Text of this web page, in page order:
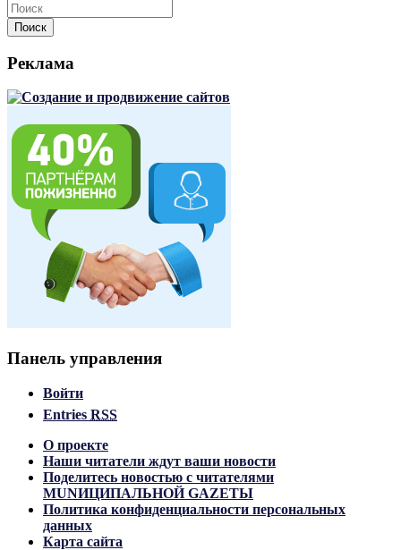
Поиск
Реклама
Панель управления
Войти
Entries RSS
О проекте
Наши читатели ждут ваши новости
Поделитесь новостью с читателями
MUNИЦИПАЛЬНОЙ GAZЕТЫ
Политика конфиденциальности персональных
данных
Карта сайта